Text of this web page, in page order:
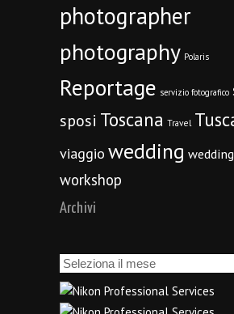
photographer
photography Polaris
Reportage servizio fotografico
sposi Toscana Travel
viaggio wedding
workshop
Archivi
Archivi